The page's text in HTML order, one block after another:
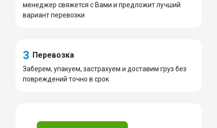
менеджер свяжется с Вами и предложит лучший
вариант перевозки
3 Перевозка
Заберем, упакуем, застрахуем и доставим груз без
повреждений точно в срок